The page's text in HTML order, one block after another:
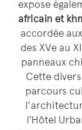
expose
africain et
accordée
des XVe au
panneaux
Cette
parcours
l’Hôtel